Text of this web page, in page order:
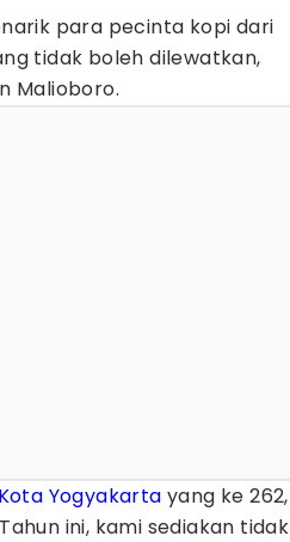
para pecinta kopi dari
tidak boleh dilewatkan,
Malioboro.
Yogyakarta yang ke 262,
ini, kami sediakan tidak